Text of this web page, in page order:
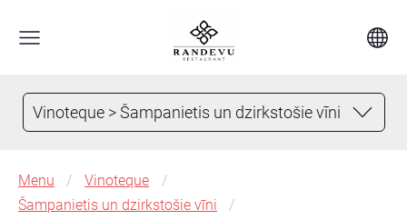
Vinoteque > Šampanietis un dzirkstošie vīni
Menu
Vinoteque
Šampanietis un dzirkstošie vīni